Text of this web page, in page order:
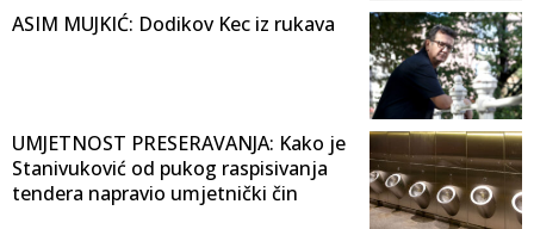
ASIM MUJKIĆ: Dodikov Kec iz rukava
UMJETNOST PRESERAVANJA: Kako je
Stanivuković od pukog raspisivanja
tendera napravio umjetnički čin